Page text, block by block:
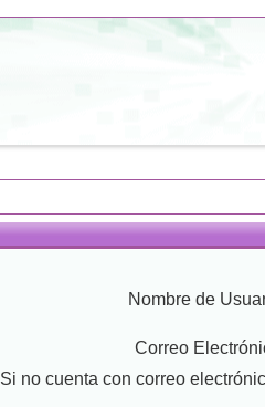
Nombre de
Correo
Si no cuenta con correo